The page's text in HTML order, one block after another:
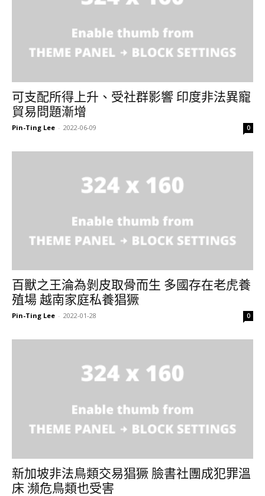
可支配所得上升、受社群影響 印度非法異寵
貿易問題漸增
Pin-Ting Lee - 2022-06-09 0
百獸之王淪為剝皮取骨而生 多國存在老虎養
殖場 越南家庭私養猖獗
Pin-Ting Lee - 2022-01-28 0
新加坡非法鳥類交易猖獗 臉書社團成犯罪溫
床 瀕危鳥類也受害